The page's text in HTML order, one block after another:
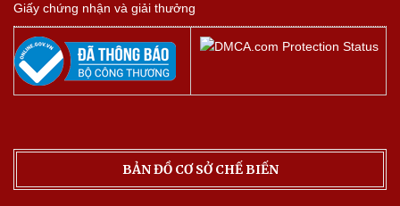
Giấy chứng nhận và giải thưởng
BẢN ĐỒ CƠ SỞ CHẾ BIẾN